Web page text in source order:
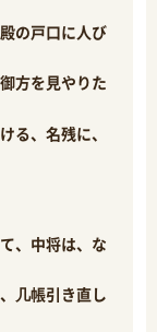
の戸口に人び
方を見やりた
る、名残に、
、中将は、な
几帳引き直し